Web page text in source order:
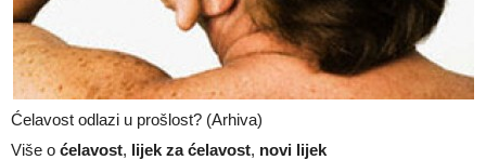
Ćelavost odlazi u prošlost? (Arhiva)
Više o ćelavost, lijek za ćelavost, novi lijek